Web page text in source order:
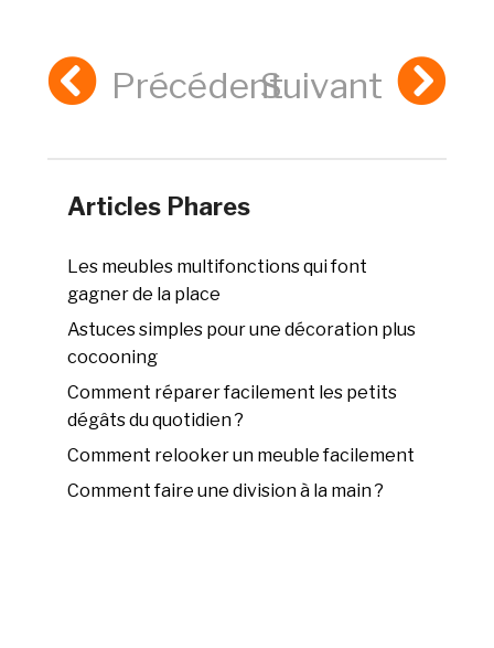
PrécédentSuivant
Articles Phares
Les meubles multifonctions qui font
gagner de la place
Astuces simples pour une décoration plus
cocooning
Comment réparer facilement les petits
dégâts du quotidien ?
Comment relooker un meuble facilement
Comment faire une division à la main ?